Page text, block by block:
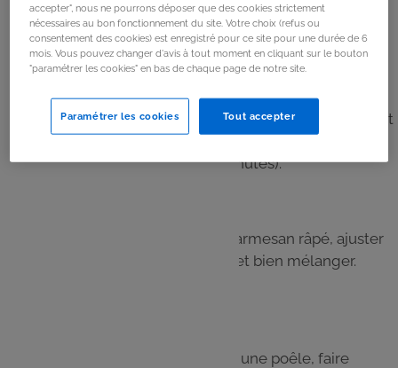
Étape 2
Incorporer l’orzo et bien mélanger pour bien enrober les
grains de matière grasse (1-2 minutes). Ajoutez le
bouillon chaud, une louche à la fois, en remuant
fréquemment. Attendre que le liquide soit absorbé avant
d’ajouter une nouvelle louche. Continuer jusqu’à ce que
l’orzo soit tendre (environ 15-18 minutes).
Une fois l’orzo cuit, incorporer le parmesan râpé, ajuster
l’assaisonnement en sel et poivre, et bien mélanger.
Peler et découper les poires. Dans une poêle, faire
accepter", nous ne pourrons déposer que des cookies strictement
nécessaires au bon fonctionnement du site. Votre choix (refus ou
consentement des cookies) est enregistré pour ce site pour une durée de 6
mois. Vous pouvez changer d'avis à tout moment en cliquant sur le bouton
"paramétrer les cookies" en bas de chaque page de notre site.
Tout accepter
Paramétrer les cookies